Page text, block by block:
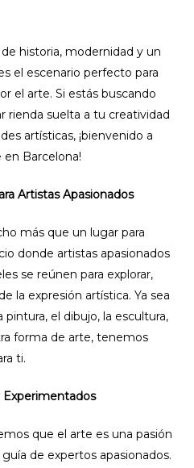
historia, modernidad y un
el escenario perfecto para
el arte. Si estás buscando
rienda suelta a tu creatividad
artísticas, ¡bienvenido a
Barcelona!
Artistas Apasionados
más que un lugar para
donde artistas apasionados
se reúnen para explorar,
la expresión artística. Ya sea
el dibujo, la escultura,
forma de arte, tenemos
ti.
Experimentados
que el arte es una pasión
de expertos apasionados.